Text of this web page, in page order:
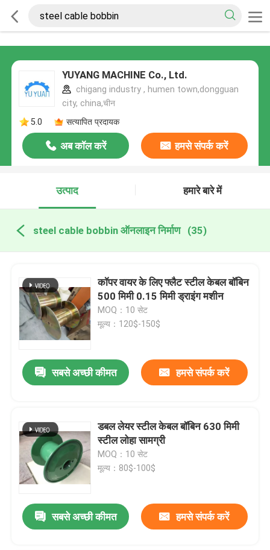
YUYANG MACHINE Co., Ltd.
chigang industry , humen town,dongguan
city, china,चीन
5.0
सत्यापित प्रदायक
अब कॉल करें हमसे संपर्क करें
उत्पाद हमारे बारे में
steel cable bobbin ऑनलाइन निर्माण (35)
कॉपर वायर के लिए फ्लैट स्टील केबल बॉबिन
500 मिमी 0.15 मिमी ड्राइंग मशीन
MOQ：10 सेट
मूल्य：120$-150$
सबसे अच्छी कीमत हमसे संपर्क करें
डबल लेयर स्टील केबल बॉबिन 630 मिमी
स्टील लोहा सामग्री
MOQ：10 सेट
मूल्य：80$-100$
सबसे अच्छी कीमत हमसे संपर्क करें